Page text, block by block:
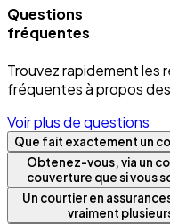
Questions
fréquentes
Trouvez rapidement les
fréquentes à propos
Voir plus de questions
Que fait exactement un
Obtenez-vous, via un
couverture que si vous
Un courtier en
vraiment